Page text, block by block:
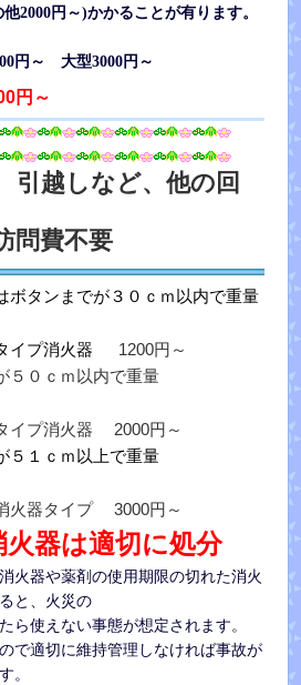
2000円～)かかることが有ります。
円～ 大型3000円～
円～
越しなど、他の回
問費不要
ボタンまでが３０ｃｍ以内で重量
イプ消火器
1200円～
５０ｃｍ以内で重量
イプ消火器 2000円～
５１ｃｍ以上で重量
火器タイプ 3000円～
器は適切に処分
火器や薬剤の使用期限の切れた消火
と、火災の
ら使えない事態が想定されます。
で適切に維持管理しなければ事故が
。